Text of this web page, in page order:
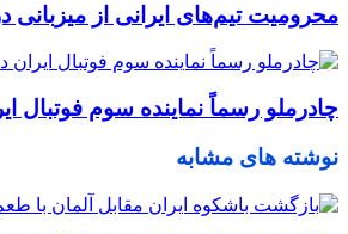
محرومیت تیم‌های ایرانی از میزبانی
چادرملو رسماً نماینده سوم فوتبال
نوشته های مشابه